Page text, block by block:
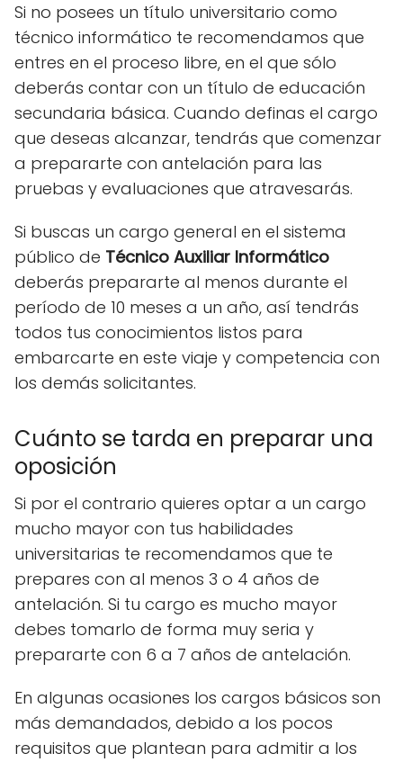
Si no posees un título universitario como
técnico informático te recomendamos que
entres en el proceso libre, en el que sólo
deberás contar con un título de educación
secundaria básica. Cuando definas el cargo
que deseas alcanzar, tendrás que comenzar
a prepararte con antelación para las
pruebas y evaluaciones que atravesarás.
Si buscas un cargo general en el sistema
público de Técnico Auxiliar Informático
deberás prepararte al menos durante el
período de 10 meses a un año, así tendrás
todos tus conocimientos listos para
embarcarte en este viaje y competencia con
los demás solicitantes.
Cuánto se tarda en preparar una
oposición
Si por el contrario quieres optar a un cargo
mucho mayor con tus habilidades
universitarias te recomendamos que te
prepares con al menos 3 o 4 años de
antelación. Si tu cargo es mucho mayor
debes tomarlo de forma muy seria y
prepararte con 6 a 7 años de antelación.
En algunas ocasiones los cargos básicos son
más demandados, debido a los pocos
requisitos que plantean para admitir a los